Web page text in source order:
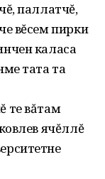
паллатчĕ,
вĕсем пирки
каласа
тата та
те вăтам
ячĕллĕ